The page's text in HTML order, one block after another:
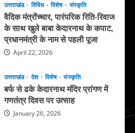
उत्तराखंड विविध विशेष संस्कृति
वैदिक मंत्रोंच्चार, पारंपरिक रिति-रिवाज
के साथ खुले बाबा केदारनाथ के कपाट,
प्रधानमंत्री के नाम से पहली पूजा
April 22, 2026
उत्तराखंड देश विशेष संस्कृति
बर्फ से ढके केदारनाथ मंदिर प्रांगण में
गणतंत्र दिवस पर उत्साह
January 26, 2026